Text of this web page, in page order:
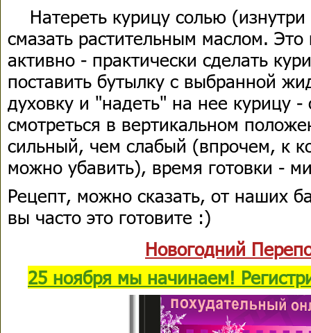
Натереть курицу солью
смазать растительным маслом.
активно - практически сделать
поставить бутылку с выбранной
духовку и "надеть" на нее курицу
смотреться в вертикальном
сильный, чем слабый (впрочем, к
можно убавить), время готовки -
Рецепт, можно сказать, от наших
вы часто это готовите :)
Новогодний
25 ноября мы начинаем!